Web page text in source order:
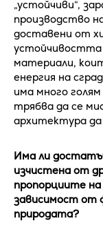
„устойчиви“,
производство
доставени от
устойчивостта
материали,
енергия на
има много
трябва да се
архитектура
Има ли
изчистена от
пропорциите
зависимост от
природата?